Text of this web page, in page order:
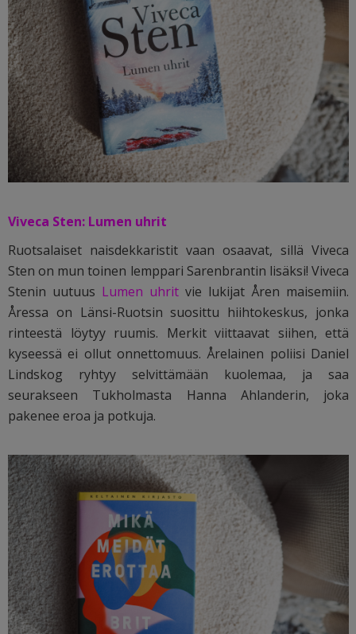
Viveca Sten: Lumen uhrit
Ruotsalaiset naisdekkaristit vaan osaavat, sillä Viveca
Sten on mun toinen lemppari Sarenbrantin lisäksi! Viveca
Stenin uutuus Lumen uhrit vie lukijat Åren maisemiin.
Åressa on Länsi-Ruotsin suosittu hiihtokeskus, jonka
rinteestä löytyy ruumis. Merkit viittaavat siihen, että
kyseessä ei ollut onnettomuus. Årelainen poliisi Daniel
Lindskog ryhtyy selvittämään kuolemaa, ja saa
seurakseen Tukholmasta Hanna Ahlanderin, joka
pakenee eroa ja potkuja.